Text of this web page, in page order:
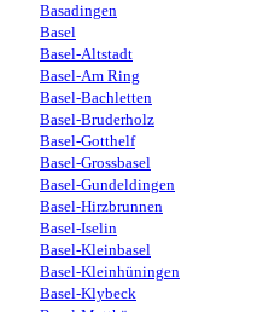
Basadingen
Basel
Basel-Altstadt
Basel-Am Ring
Basel-Bachletten
Basel-Bruderholz
Basel-Gotthelf
Basel-Grossbasel
Basel-Gundeldingen
Basel-Hirzbrunnen
Basel-Iselin
Basel-Kleinbasel
Basel-Kleinhüningen
Basel-Klybeck